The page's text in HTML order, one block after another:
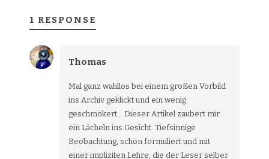
1 RESPONSE
Thomas
Mal ganz wahllos bei einem großen Vorbild
ins Archiv geklickt und ein wenig
geschmökert… Dieser Artikel zaubert mir
ein Lächeln ins Gesicht: Tiefsinnige
Beobachtung, schön formuliert und mit
einer impliziten Lehre, die der Leser selber